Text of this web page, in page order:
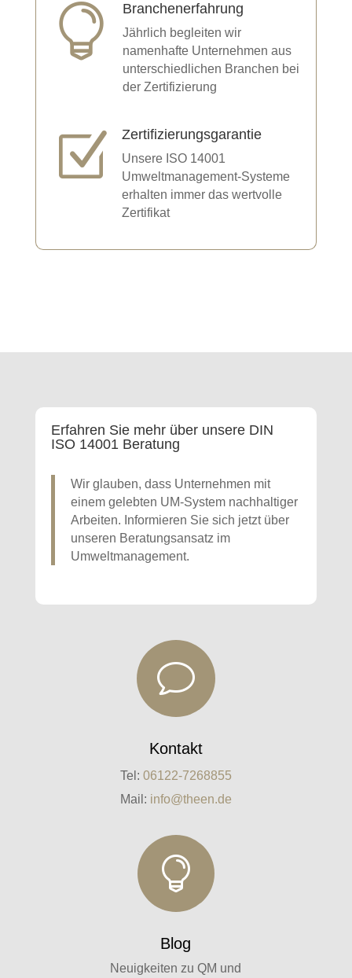
 Branchenerfahrung
Jährlich begleiten wir
namenhafte Unternehmen aus
unterschiedlichen Branchen bei
der Zertifizierung
Z Zertifizierungsgarantie
Unsere ISO 14001
Umweltmanagement-Systeme
erhalten immer das wertvolle
Zertifikat
Erfahren Sie mehr über unsere DIN
ISO 14001 Beratung
Wir glauben, dass Unternehmen mit
einem gelebten UM-System nachhaltiger
Arbeiten. Informieren Sie sich jetzt über
unseren Beratungsansatz im
Umweltmanagement.
v
Kontakt
Tel: 06122-7268855
Mail: info@theen.de

Blog
Neuigkeiten zu QM und